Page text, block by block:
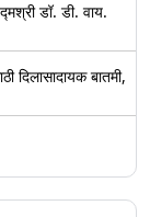
डॉ. डी. वाय.
दिलासादायक बातमी,